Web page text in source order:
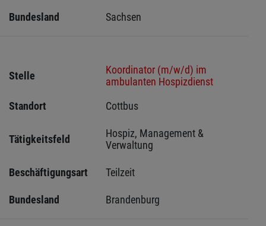
Bundesland Sachsen
Stelle
Koordinator (m/w/d) im
ambulanten Hospizdienst
Standort
Cottbus
Tätigkeitsfeld
Hospiz, Management &
Verwaltung
Beschäftigungsart Teilzeit
Bundesland Brandenburg